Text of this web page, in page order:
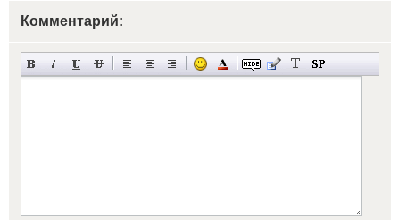
Комментарий: